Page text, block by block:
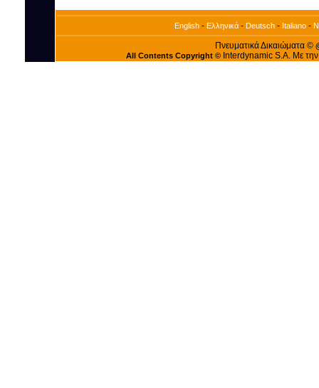
English- Ελληνικά- Deutsch- Italiano-
Πνευματικά Δικαιώματα ©
All Contents Copyright ©Interdynamic S.A. Με την